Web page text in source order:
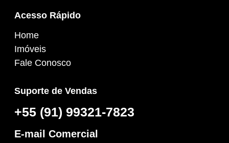
Acesso Rápido
Home
Imóveis
Fale Conosco
Suporte de Vendas
+55 (91) 99321-7823
E-mail Comercial